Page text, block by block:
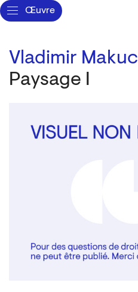
Œuvre
Vladimir Makuc
Paysage I